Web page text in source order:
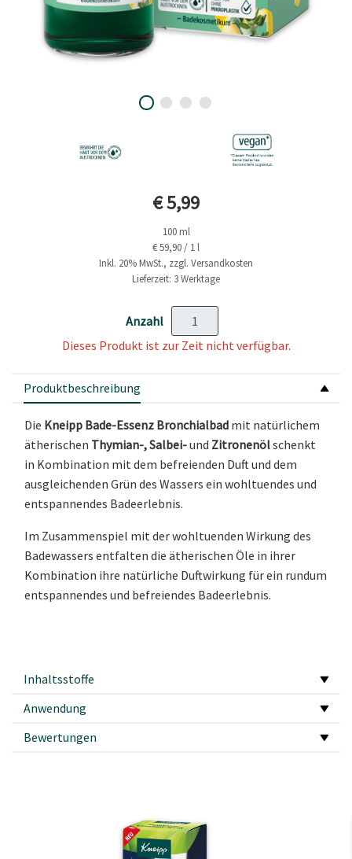
Aktueller Preis
€ 5,99
100 ml
€ 59,90 / 1 l
Inkl. 20% MwSt., zzgl. Versandkosten
Lieferzeit: 3 Werktage
Anzahl
Dieses Produkt ist zur Zeit nicht verfügbar.
Produktbeschreibung
Die Kneipp Bade-Essenz Bronchialbad mit natürlichem
ätherischen Thymian-, Salbei-und Zitronenölschenkt
in Kombination mit dem befreienden Duft und dem
ausgleichenden Grün des Wassers ein wohltuendes und
entspannendes Badeerlebnis.
Im Zusammenspiel mit der wohltuenden Wirkung des
Badewassers entfalten die ätherischen Öle in ihrer
Kombination ihre natürliche Duftwirkung für ein rundum
entspannendes und befreiendes Badeerlebnis.
Inhaltsstoffe
Anwendung
Bewertungen